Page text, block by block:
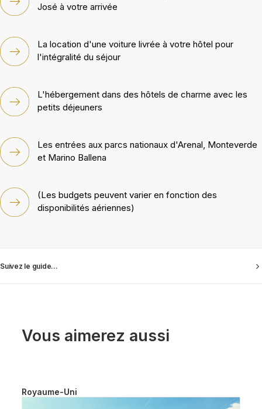
José à votre arrivée
La location d'une voiture livrée à votre hôtel pour
l'intégralité du séjour
L'hébergement dans des hôtels de charme avec les
petits déjeuners
Les entrées aux parcs nationaux d'Arenal, Monteverde
et Marino Ballena
(Les budgets peuvent varier en fonction des
disponibilités aériennes)
Suivez le guide...
Vous aimerez aussi
Royaume-Uni